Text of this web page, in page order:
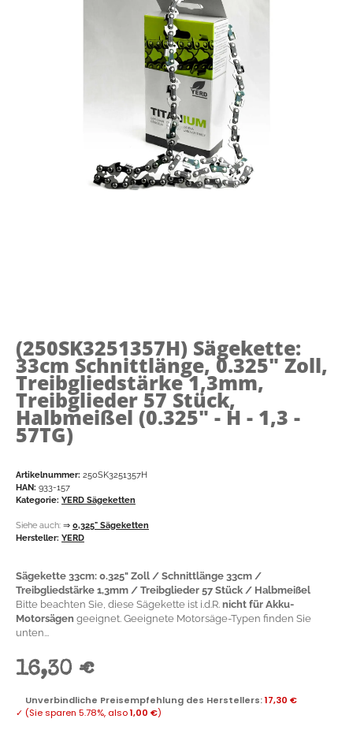
(250SK3251357H) Sägekette:
33cm Schnittlänge, 0.325" Zoll,
Treibgliedstärke 1,3mm,
Treibglieder 57 Stück,
Halbmeißel (0.325" - H - 1,3 -
57TG)
Artikelnummer: 250SK3251357H
HAN: 933-157
Kategorie: YERD Sägeketten
Siehe auch: ⇒ 0,325" Sägeketten
Hersteller: YERD
Sägekette 33cm: 0.325" Zoll / Schnittlänge 33cm /
Treibgliedstärke 1,3mm / Treibglieder 57 Stück / Halbmeißel
Bitte beachten Sie, diese Sägekette ist i.d.R. nicht für Akku-
Motorsägen geeignet. Geeignete Motorsäge-Typen finden Sie
unten...
16,30 €
Unverbindliche Preisempfehlung des Herstellers:17,30 €
✓ (Sie sparen 5.78%, also1,00 €)